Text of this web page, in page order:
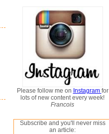
Please follow me on Instagram for
lots of new content every week!
Francois
Subscribe and you'll never miss
an article: